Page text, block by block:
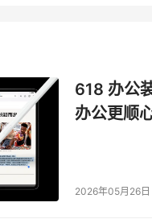
618 办公
办公更顺
2026年05月26